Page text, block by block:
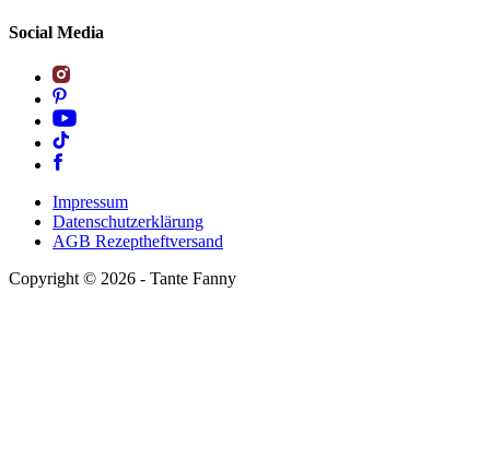
Social Media
Impressum
Datenschutzerklärung
AGB Rezeptheftversand
Copyright © 2026 - Tante Fanny